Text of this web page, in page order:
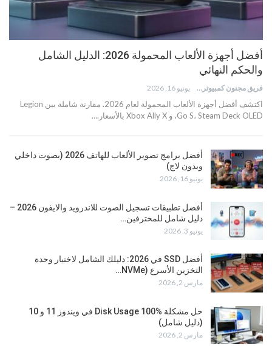
أفضل أجهزة الألعاب المحمولة 2026: الدليل الشامل
والحكم النهائي
فريق مجنون كمبيوتر يونيو 16, 2026
اكتشف أفضل أجهزة الألعاب المحمولة لعام 2026. مقارنة شاملة بين Legion
Go S، Steam Deck OLED، و Xbox Ally X بالأسعار.…
أفضل برامج تصوير الألعاب للهاتف 2026 (بصوت داخلي
وبدون لاج)
يونيو 16, 2026
أفضل تطبيقات تسجيل الصوت للاندرويد والايفون 2026 –
دليل شامل للمحترفين…
يونيو 3, 2026
أفضل SSD في 2026: دليلك الشامل لاختيار وحدة
التخزين الأسرع (NVMe…
مارس 2, 2026
حل مشكلة Disk Usage 100% في ويندوز 11 و 10
(دليل شامل)
مارس 2, 2026